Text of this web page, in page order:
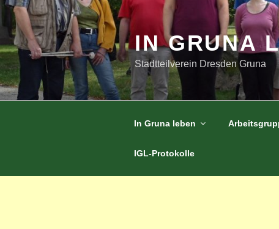
Zum
Inhalt
springen
IN GRUNA
Stadtteilverein Dresden Gruna
In Gruna leben
IGL-Protokolle